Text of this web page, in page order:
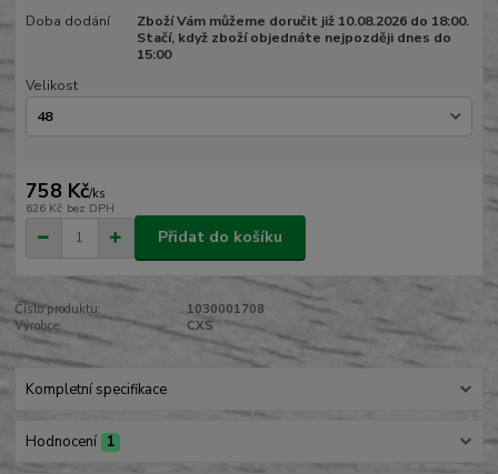
Doba dodání
Zboží Vám můžeme doručit již 10.08.2026 do 18:00.
Stačí, když zboží objednáte nejpozději dnes do
15:00
Velikost
758 Kč/ks
626 Kč bez DPH
Přidat do košíku
Číslo produktu:
1030001708
Výrobce:
CXS
Kompletní specifikace
Hodnocení 1